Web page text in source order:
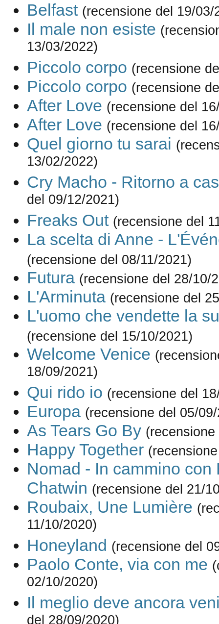
Belfast (recensione del 19/03/
Il male non esiste
13/03/2022)
Piccolo corpo (recensione
Piccolo corpo (recensione
After Love (recensione del
After Love (recensione del
Quel giorno tu sarai
13/02/2022)
Cry Macho - Ritorno a
del 09/12/2021)
Freaks Out (recensione del
La scelta di Anne -
(recensione del 08/11/2021)
Futura (recensione del 28/10/
L'Arminuta (recensione del
L'uomo che vendette la
(recensione del 15/10/2021)
Welcome Venice
18/09/2021)
Qui rido io (recensione del
Europa (recensione del 05/
As Tears Go By
Happy Together
Nomad - In cammino con
Chatwin (recensione del 21/
Roubaix, Une Lumière
11/10/2020)
Honeyland (recensione del
Paolo Conte, via con me
02/10/2020)
Il meglio deve ancora